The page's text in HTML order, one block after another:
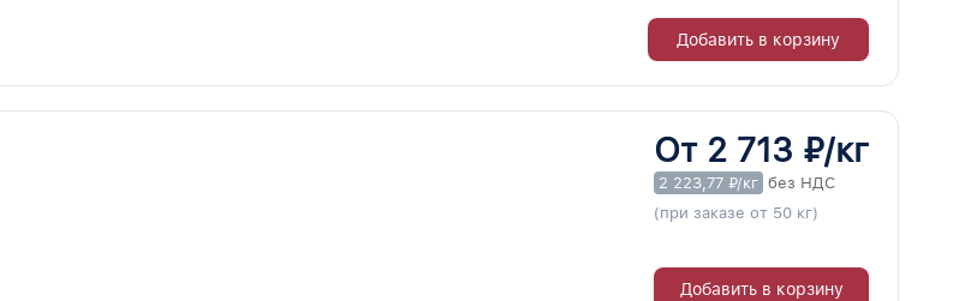
Добавить в корзину
От 2 713 ₽/кг
2 223,77 ₽/кг без НДС
(при заказе от 50 кг)
Добавить в корзину